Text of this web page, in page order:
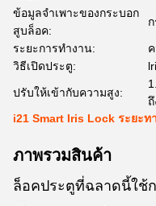
ข้อมูลจำเพาะของกระบอก
สูบล็อค:
ระยะการทำงาน:
วิธีเปิดประตู:
ปรับให้เข้ากับความสูง:
i21 Smart Iris Lock ระยะท
ภาพรวมสินค้า
ล็อคประตูที่ฉลาดนี้ใช้